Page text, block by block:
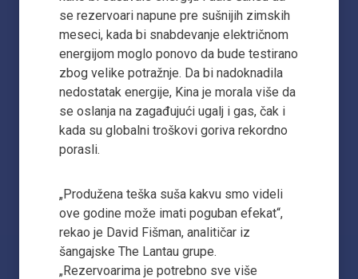
se rezervoari napune pre sušnijih zimskih
meseci, kada bi snabdevanje električnom
energijom moglo ponovo da bude testirano
zbog velike potražnje. Da bi nadoknadila
nedostatak energije, Kina je morala više da
se oslanja na zagađujući ugalj i gas, čak i
kada su globalni troškovi goriva rekordno
porasli.
„Produžena teška suša kakvu smo videli
ove godine može imati poguban efekat“,
rekao je David Fišman, analitičar iz
šangajske The Lantau grupe.
„Rezervoarima je potrebno sve više